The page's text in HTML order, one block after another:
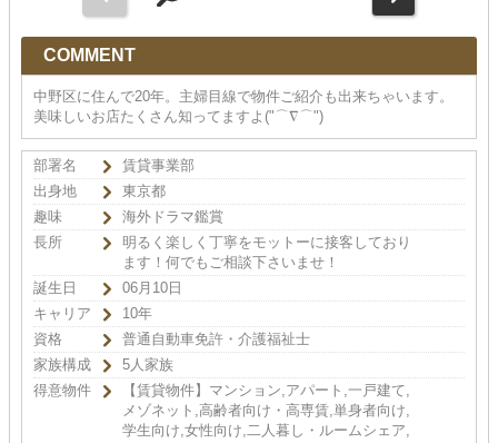
COMMENT
中野区に住んで20年。主婦目線で物件ご紹介も出来ちゃいます。
美味しいお店たくさん知ってますよ("⌒∇⌒")
部署名
賃貸事業部
出身地
東京都
趣味
海外ドラマ鑑賞
長所
明るく楽しく丁寧をモットーに接客しており
ます！何でもご相談下さいませ！
誕生日
06月10日
キャリア
10年
資格
普通自動車免許・介護福祉士
家族構成
5人家族
得意物件
【賃貸物件】マンション,アパート,一戸建て,
メゾネット,高齢者向け・高専賃,単身者向け,
学生向け,女性向け,二人暮し・ルームシェア,